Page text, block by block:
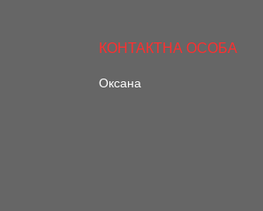
Оксана